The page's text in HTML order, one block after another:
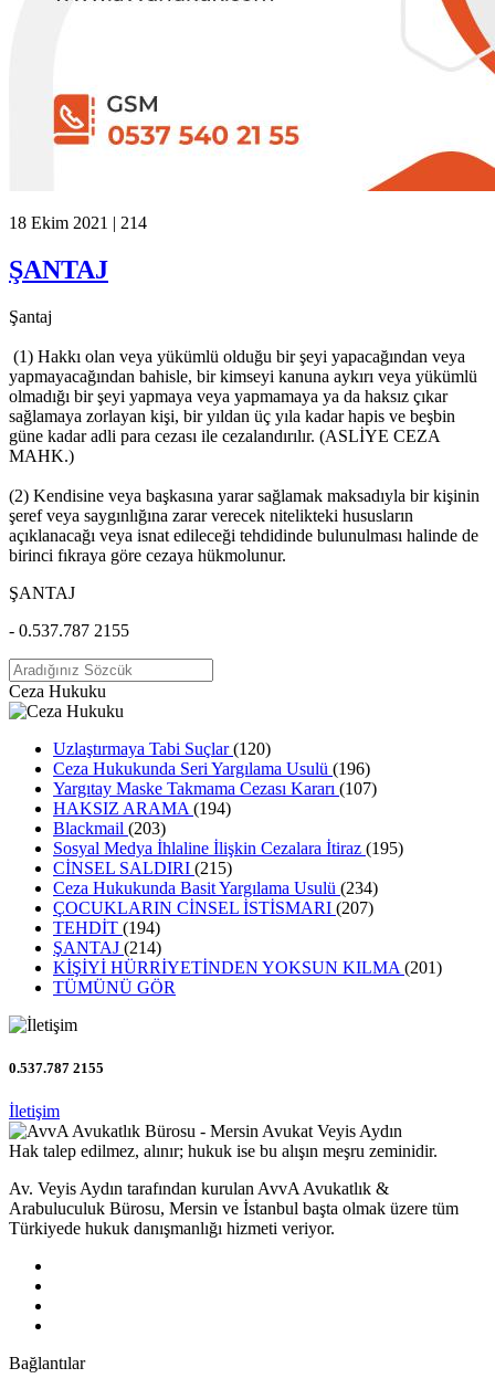
18 Ekim 2021 | 214
ŞANTAJ
Şantaj
(1) Hakkı olan veya yükümlü olduğu bir şeyi yapacağından veya
yapmayacağından bahisle, bir kimseyi kanuna aykırı veya yükümlü
olmadığı bir şeyi yapmaya veya yapmamaya ya da haksız çıkar
sağlamaya zorlayan kişi, bir yıldan üç yıla kadar hapis ve beşbin
güne kadar adli para cezası ile cezalandırılır. (ASLİYE CEZA
MAHK.)
(2) Kendisine veya başkasına yarar sağlamak maksadıyla bir kişinin
şeref veya saygınlığına zarar verecek nitelikteki hususların
açıklanacağı veya isnat edileceği tehdidinde bulunulması halinde de
birinci fıkraya göre cezaya hükmolunur.
ŞANTAJ
- 0.537.787 2155
Ceza Hukuku
Uzlaştırmaya Tabi Suçlar (120)
Ceza Hukukunda Seri Yargılama Usulü (196)
Yargıtay Maske Takmama Cezası Kararı (107)
HAKSIZ ARAMA (194)
Blackmail (203)
Sosyal Medya İhlaline İlişkin Cezalara İtiraz (195)
CİNSEL SALDIRI (215)
Ceza Hukukunda Basit Yargılama Usulü (234)
ÇOCUKLARIN CİNSEL İSTİSMARI (207)
TEHDİT (194)
ŞANTAJ (214)
KİŞİYİ HÜRRİYETİNDEN YOKSUN KILMA (201)
TÜMÜNÜ GÖR
0.537.787 2155
İletişim
Hak talep edilmez, alınır; hukuk ise bu alışın meşru zeminidir.
Av. Veyis Aydın tarafından kurulan AvvA Avukatlık &
Arabuluculuk Bürosu, Mersin ve İstanbul başta olmak üzere tüm
Türkiyede hukuk danışmanlığı hizmeti veriyor.
Bağlantılar